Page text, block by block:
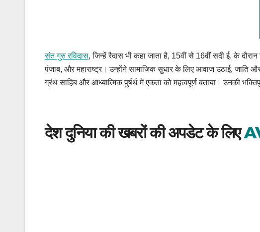
संत गुरु रविदास, जिन्हें रैदास भी कहा जाता है, 15वीं से 16वीं सदी ई. के
पंजाब, और महाराष्ट्र। उन्होंने सामाजिक सुधार के लिए आवाज उठाई, जाति
ग्रंथ साहिब और आध्यात्मिक पुर्षर्थ में एकता को महत्वपूर्ण बताया। उनकी
देश दुनिया की खबरों की अपडेट के लिए